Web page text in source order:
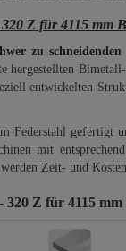
Z für 4115 mm
zu
entwickelten
Federstahl
mit
Zeit- und
Z für 4115